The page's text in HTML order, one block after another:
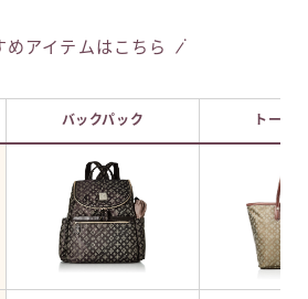
めアイテムはこちら
バックパック トート